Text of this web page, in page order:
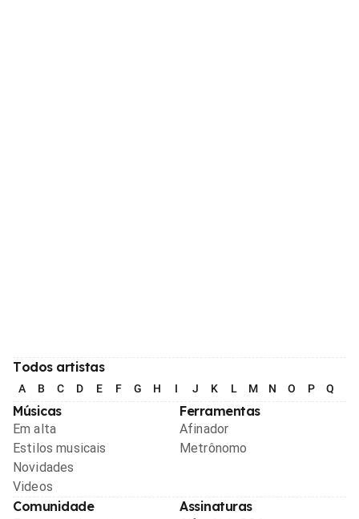
Todos artistas
A B C D E F G H I J K L M N O P Q
Músicas
Em alta
Estilos musicais
Novidades
Videos
Ferramentas
Afinador
Metrônomo
Comunidade Assinaturas